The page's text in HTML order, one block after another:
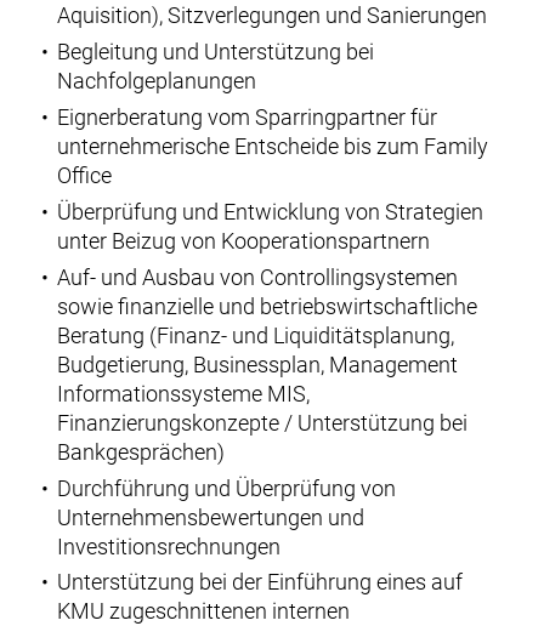
Aquisition), Sitzverlegungen und Sanierungen
Begleitung und Unterstützung bei
Nachfolgeplanungen
Eignerberatung vom Sparringpartner für
unternehmerische Entscheide bis zum Family
Office
Überprüfung und Entwicklung von Strategien
unter Beizug von Kooperationspartnern
Auf- und Ausbau von Controllingsystemen
sowie finanzielle und betriebswirtschaftliche
Beratung (Finanz- und Liquiditätsplanung,
Budgetierung, Businessplan, Management
Informationssysteme MIS,
Finanzierungskonzepte / Unterstützung bei
Bankgesprächen)
Durchführung und Überprüfung von
Unternehmensbewertungen und
Investitionsrechnungen
Unterstützung bei der Einführung eines auf
KMU zugeschnittenen internen